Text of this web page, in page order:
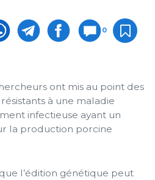
0
ont mis au point des
à une maladie
infectieuse ayant un
la production porcine
l’édition génétique peut